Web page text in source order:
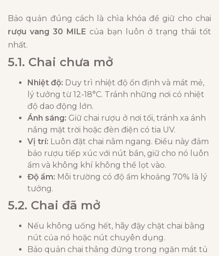
Bảo quản đúng cách là chìa khóa để giữ cho chai
rượu vang 30 MILE của bạn luôn ở trạng thái tốt
nhất.
5.1. Chai chưa mở
Nhiệt độ: Duy trì nhiệt độ ổn định và mát mẻ,
lý tưởng từ 12-18°C. Tránh những nơi có nhiệt
độ dao động lớn.
Ánh sáng: Giữ chai rượu ở nơi tối, tránh xa ánh
nắng mặt trời hoặc đèn điện có tia UV.
Vị trí: Luôn đặt chai nằm ngang. Điều này đảm
bảo rượu tiếp xúc với nút bần, giữ cho nó luôn
ẩm và không khí không thể lọt vào.
Độ ẩm: Môi trường có độ ẩm khoảng 70% là lý
tưởng.
5.2. Chai đã mở
Nếu không uống hết, hãy đậy chặt chai bằng
nút của nó hoặc nút chuyên dụng.
Bảo quản chai thẳng đứng trong ngăn mát tủ